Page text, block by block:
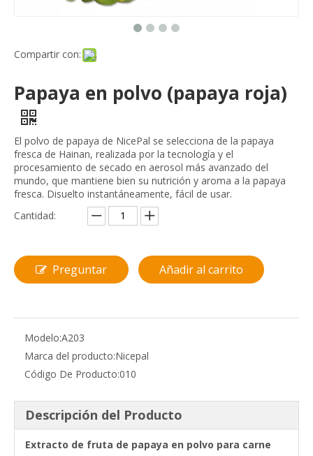
Compartir con:
Papaya en polvo (papaya roja)
El polvo de papaya de NicePal se selecciona de la papaya
fresca de Hainan, realizada por la tecnología y el
procesamiento de secado en aerosol más avanzado del
mundo, que mantiene bien su nutrición y aroma a la papaya
fresca. Disuelto instantáneamente, fácil de usar.
Cantidad:
Preguntar Añadir al carrito
Modelo:A203
Marca del producto:Nicepal
Código De Producto:010
Descripción del Producto
Extracto de fruta de papaya en polvo para carne